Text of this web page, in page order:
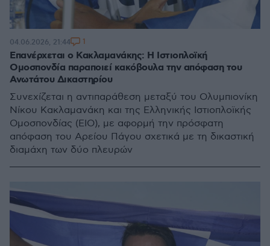
Επανέρχεται ο Κακλαμανάκης: Η Ιστιοπλοϊκή
Ομοσπονδία παραποιεί κακόβουλα την απόφαση του
Ανωτάτου Δικαστηρίου
Συνεχίζεται η αντιπαράθεση μεταξύ του Ολυμπιονίκη
Νίκου Κακλαμανάκη και της Ελληνικής Ιστιοπλοϊκής
Ομοσπονδίας (ΕΙΟ), με αφορμή την πρόσφατη
απόφαση του Αρείου Πάγου σχετικά με τη δικαστική
διαμάχη των δύο πλευρών
04.06.2026, 21:44 1